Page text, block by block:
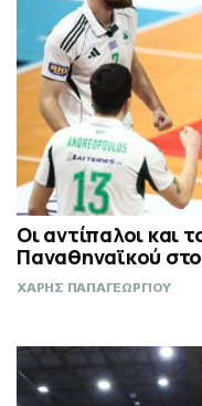
Οι αντίπαλοι και
Παναθηναϊκού
ΧΑΡΗΣ ΠΑΠΑΓΕΩΡΓΙΟΥ